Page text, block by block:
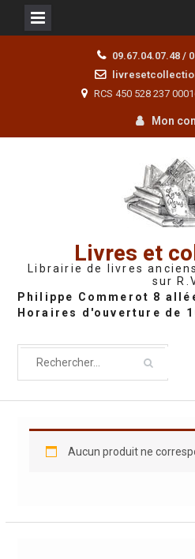
09.67.04.07.48 /
RCS 450 528 237
Mon
Livres et
Librairie de livres
sur
Aucun produit ne